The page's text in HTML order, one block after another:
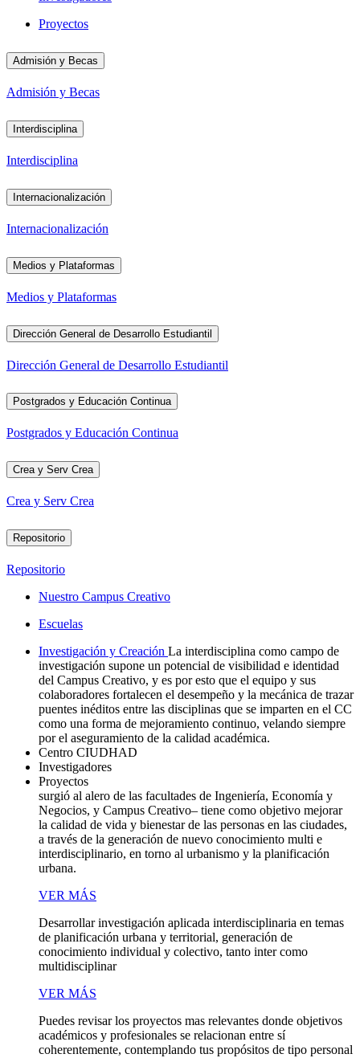
Proyectos
Admisión y Becas
Admisión y Becas
Interdisciplina
Interdisciplina
Internacionalización
Internacionalización
Medios y Plataformas
Medios y Plataformas
Dirección General de Desarrollo Estudiantil
Dirección General de Desarrollo Estudiantil
Postgrados y Educación Continua
Postgrados y Educación Continua
Crea y Serv Crea
Crea y Serv Crea
Repositorio
Repositorio
Nuestro Campus Creativo
Escuelas
Investigación y Creación La interdisciplina como campo de
investigación supone un potencial de visibilidad e identidad
del Campus Creativo, y es por esto que el equipo y sus
colaboradores fortalecen el desempeño y la mecánica de trazar
puentes inéditos entre las disciplinas que se imparten en el CC
como una forma de mejoramiento continuo, velando siempre
por el aseguramiento de la calidad académica.
Centro CIUDHAD
Investigadores
Proyectos
surgió al alero de las facultades de Ingeniería, Economía y
Negocios, y Campus Creativo– tiene como objetivo mejorar
la calidad de vida y bienestar de las personas en las ciudades,
a través de la generación de nuevo conocimiento multi e
interdisciplinario, en torno al urbanismo y la planificación
urbana.
VER MÁS
Desarrollar investigación aplicada interdisciplinaria en temas
de planificación urbana y territorial, generación de
conocimiento individual y colectivo, tanto inter como
multidisciplinar
VER MÁS
Puedes revisar los proyectos mas relevantes donde objetivos
académicos y profesionales se relacionan entre sí
coherentemente, contemplando tus propósitos de tipo personal